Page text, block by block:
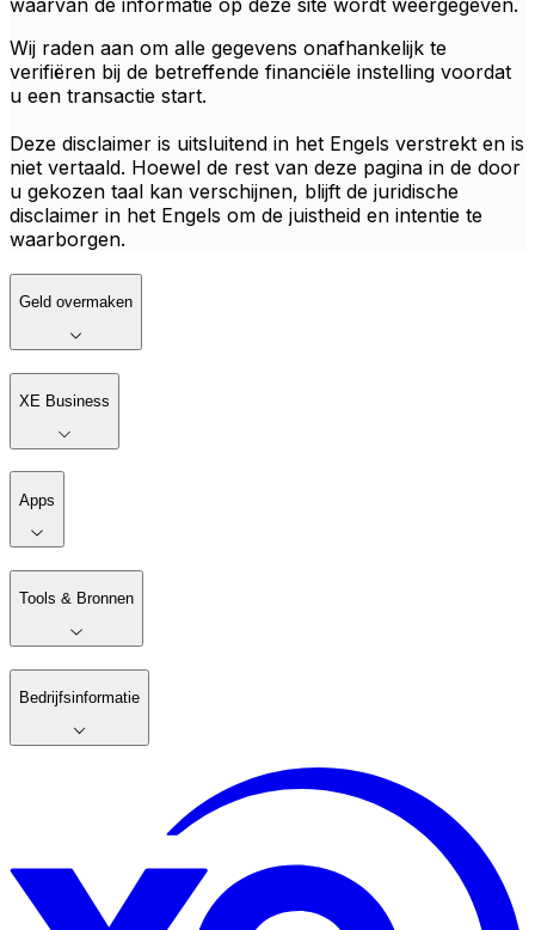
waarvan de informatie op deze site wordt weergegeven.
Wij raden aan om alle gegevens onafhankelijk te
verifiëren bij de betreffende financiële instelling voordat
u een transactie start.
Deze disclaimer is uitsluitend in het Engels verstrekt en is
niet vertaald. Hoewel de rest van deze pagina in de door
u gekozen taal kan verschijnen, blijft de juridische
disclaimer in het Engels om de juistheid en intentie te
waarborgen.
Geld overmaken
XE Business
Apps
Tools & Bronnen
Bedrijfsinformatie